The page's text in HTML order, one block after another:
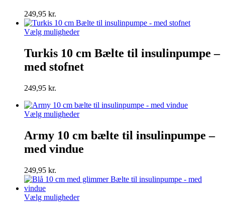
vælges
på
249,95 kr.
Vælg mulighederDette
har
flere
varianter.
på
varesiden
Turkis 10 cm Bælte til insulinpumpe –
med stofnet
249,95 kr.
Vælg mulighederDette
flere
varianter.
vælges
på
varesiden
Army 10 cm bælte til insulinpumpe –
med vindue
249,95 kr.
Vælg mulighederDette